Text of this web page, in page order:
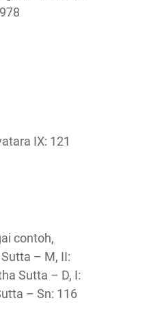
IX: 121
contoh,
– M, II:
Sutta – D, I:
– Sn: 116